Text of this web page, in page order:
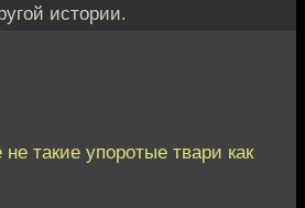
истории.
такие упоротые твари как